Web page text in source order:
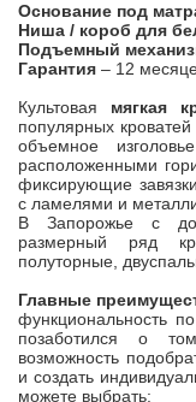
Основание под
Ниша / короб для
Подъемный
Гарантия – 12
Культовая мягкая
популярных
объемное
расположенными
фиксирующие
с ламелями и
В Запорожье с
размерный ряд
полуторные,
Главные
функциональность
позаботился о
возможность
и создать
можете выбрать: